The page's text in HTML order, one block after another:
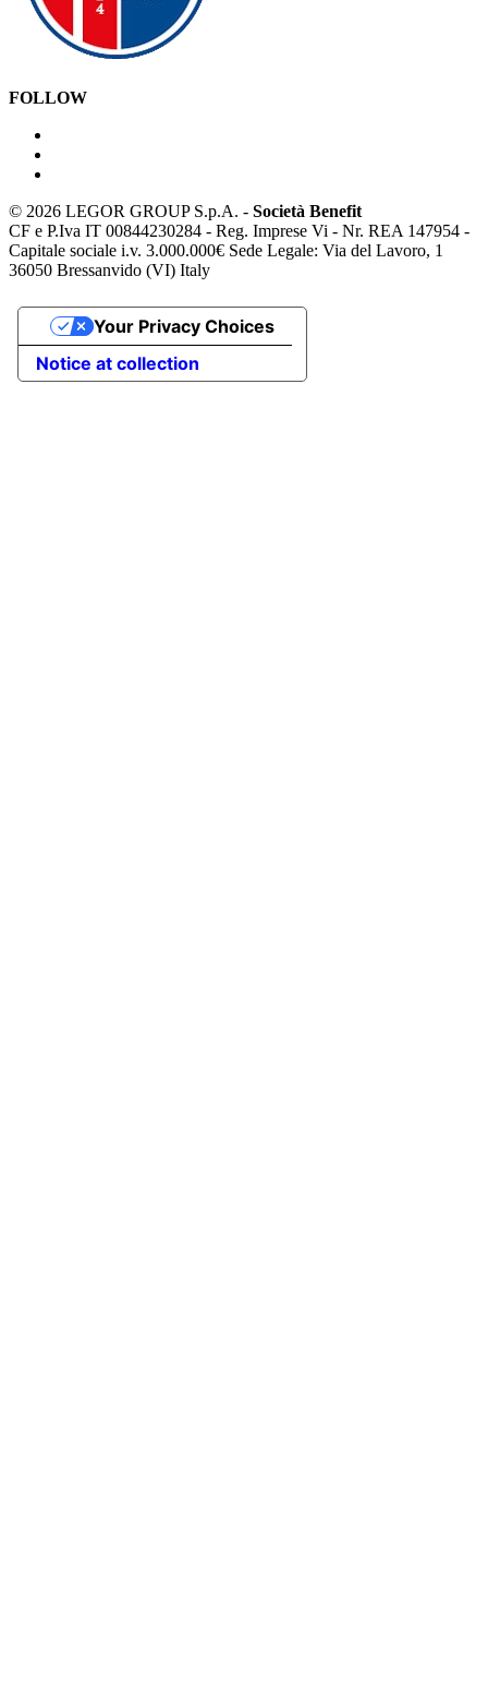
FOLLOW
© 2026 LEGOR GROUP S.p.A. - Società Benefit
CF e P.Iva IT 00844230284 - Reg. Imprese Vi - Nr. REA 147954 -
Capitale sociale i.v. 3.000.000€ Sede Legale: Via del Lavoro, 1
36050 Bressanvido (VI) Italy
Notice at collection
Your Privacy Choices